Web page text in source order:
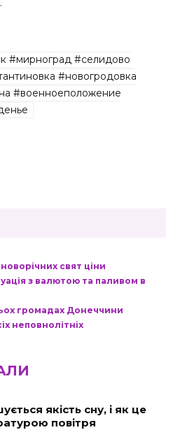
#мирноград #селидово
#новогродовка
#военноеположение
свят ціни
з валютою та паливом в
громадах Донеччини
неповнолітніх
якість сну, і як це
повітря